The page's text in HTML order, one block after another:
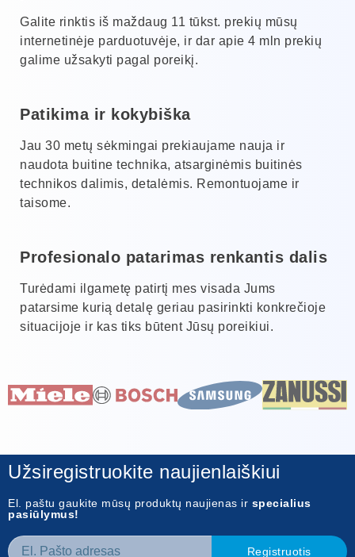
Galite rinktis iš maždaug 11 tūkst. prekių mūsų
internetinėje parduotuvėje, ir dar apie 4 mln prekių
galime užsakyti pagal poreikį.
Patikima ir kokybiška
Jau 30 metų sėkmingai prekiaujame nauja ir
naudota buitine technika, atsarginėmis buitinės
technikos dalimis, detalėmis. Remontuojame ir
taisome.
Profesionalo patarimas renkantis dalis
Turėdami ilgametę patirtį mes visada Jums
patarsime kurią detalę geriau pasirinkti konkrečioje
situacijoje ir kas tiks būtent Jūsų poreikiui.
Užsiregistruokite naujienlaiškiui
El. paštu gaukite mūsų produktų naujienas ir specialius
pasiūlymus!
Registruotis